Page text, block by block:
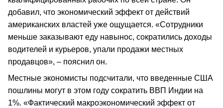
добавил, что экономический эффект от действий
американских властей уже ощущается. «Сотрудники
меньше заказывают еду навынос, сократились доходы
водителей и курьеров, упали продажи местных
продавцов», – пояснил он.
Местные экономисты подсчитали, что введенные США
пошлины могут в этом году сократить ВВП Индии на
1%. «Фактический макроэкономический эффект от